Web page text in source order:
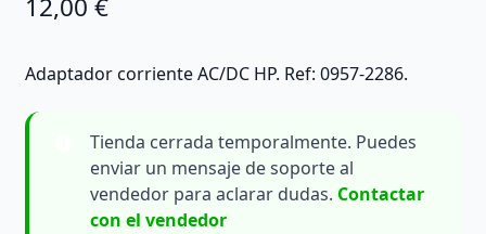
12,00 €
Adaptador corriente AC/DC HP. Ref: 0957-2286.
Tienda cerrada temporalmente. Puedes
enviar un mensaje de soporte al
vendedor para aclarar dudas. Contactar
con el vendedor